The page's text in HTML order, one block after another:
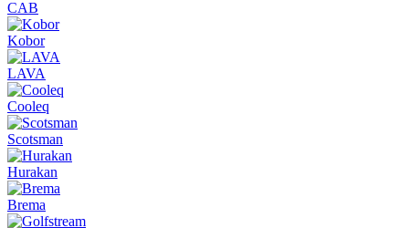
CAB
Kobor
LAVA
Cooleq
Scotsman
Hurakan
Brema